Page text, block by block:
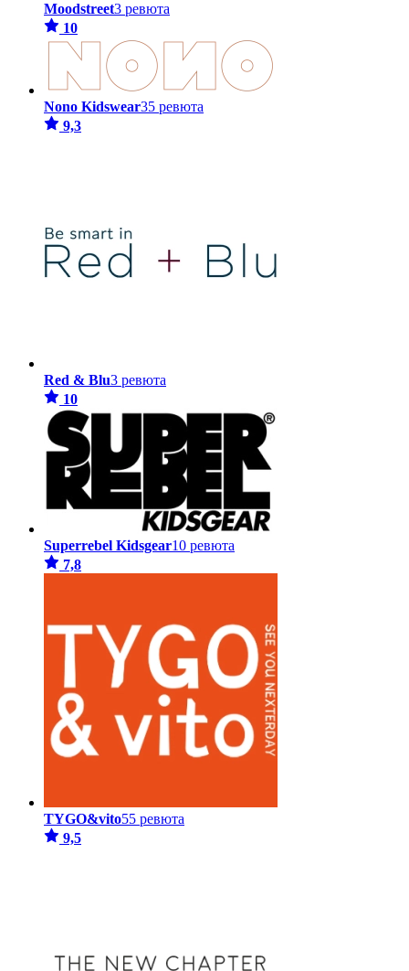
Moodstreet3 ревюта
10
Nono Kidswear35 ревюта
9,3
Red & Blu3 ревюта
10
Superrebel Kidsgear10 ревюта
7,8
TYGO&vito55 ревюта
9,5